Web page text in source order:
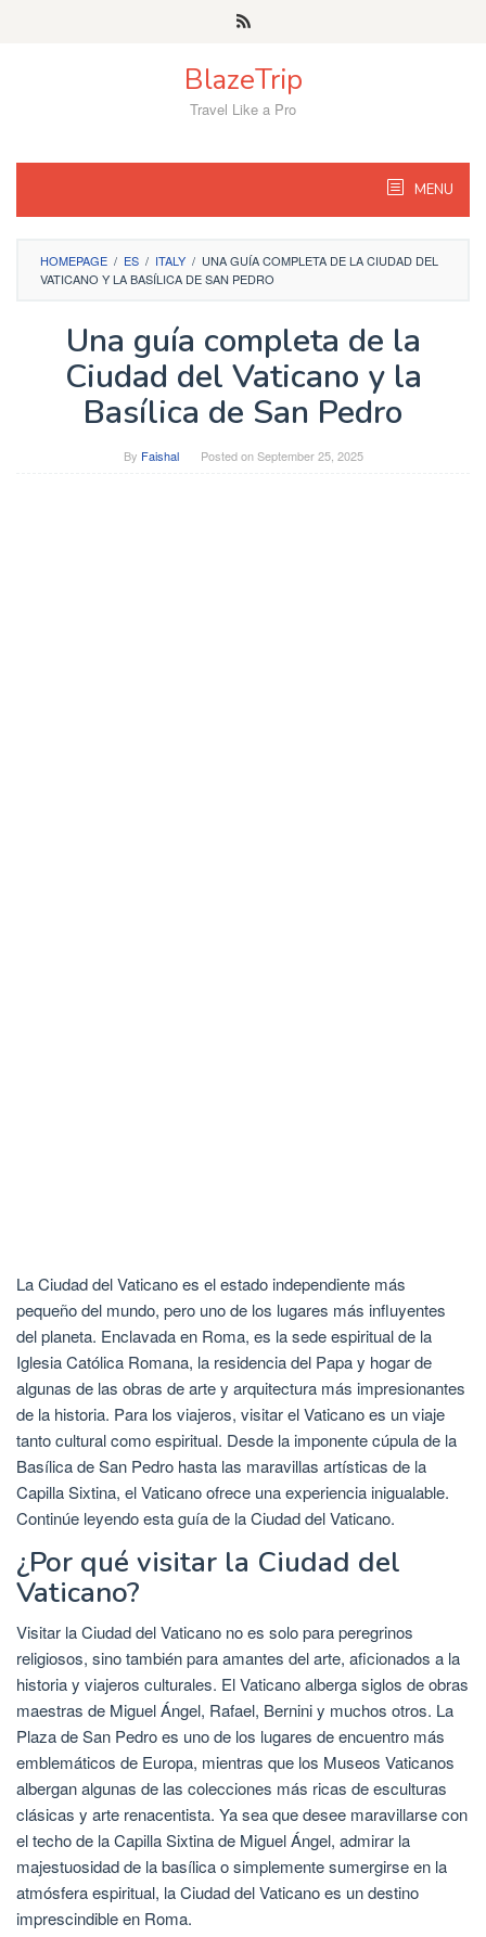
BlazeTrip
Travel Like a Pro
MENU
HOMEPAGE / ES / ITALY / UNA GUÍA COMPLETA DE LA CIUDAD DEL
VATICANO Y LA BASÍLICA DE SAN PEDRO
Una guía completa de la
Ciudad del Vaticano y la
Basílica de San Pedro
By Faishal Posted onSeptember 25, 2025
La Ciudad del Vaticano es el estado independiente más
pequeño del mundo, pero uno de los lugares más influyentes
del planeta. Enclavada en Roma, es la sede espiritual de la
Iglesia Católica Romana, la residencia del Papa y hogar de
algunas de las obras de arte y arquitectura más impresionantes
de la historia. Para los viajeros, visitar el Vaticano es un viaje
tanto cultural como espiritual. Desde la imponente cúpula de la
Basílica de San Pedro hasta las maravillas artísticas de la
Capilla Sixtina, el Vaticano ofrece una experiencia inigualable.
Continúe leyendo esta guía de la Ciudad del Vaticano.
¿Por qué visitar la Ciudad del
Vaticano?
Visitar la Ciudad del Vaticano no es solo para peregrinos
religiosos, sino también para amantes del arte, aficionados a la
historia y viajeros culturales. El Vaticano alberga siglos de obras
maestras de Miguel Ángel, Rafael, Bernini y muchos otros. La
Plaza de San Pedro es uno de los lugares de encuentro más
emblemáticos de Europa, mientras que los Museos Vaticanos
albergan algunas de las colecciones más ricas de esculturas
clásicas y arte renacentista. Ya sea que desee maravillarse con
el techo de la Capilla Sixtina de Miguel Ángel, admirar la
majestuosidad de la basílica o simplemente sumergirse en la
atmósfera espiritual, la Ciudad del Vaticano es un destino
imprescindible en Roma.